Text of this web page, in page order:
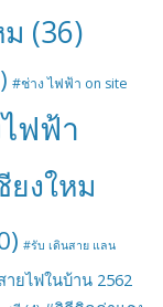
(36)
#ช่าง ไฟฟ้า on site
ฟฟ้า
ยงใหม
#รับ เดินสาย แลน
ยไฟในบ้าน 2562